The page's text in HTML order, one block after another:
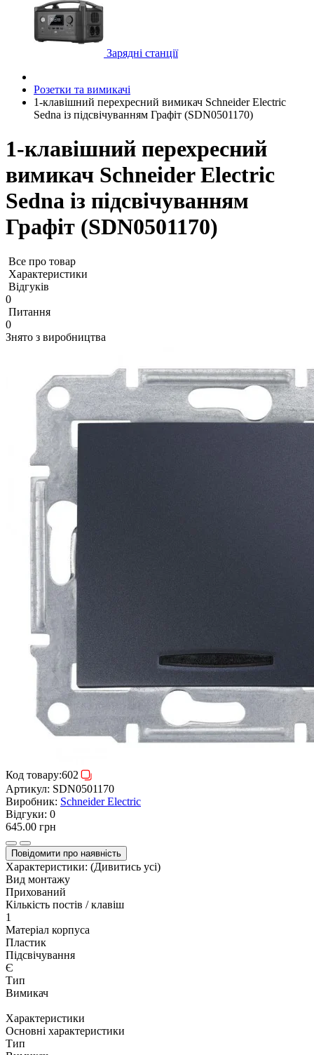
Зарядні станції
Розетки та вимикачі
1-клавішний перехресний вимикач Schneider Electric
Sedna із підсвічуванням Графіт (SDN0501170)
1-клавішний перехресний
вимикач Schneider Electric
Sedna із підсвічуванням
Графіт (SDN0501170)
Все про товар
Характеристики
Відгуків
0
Питання
0
Знято з виробництва
Код товару:602
Артикул: SDN0501170
Виробник: Schneider Electric
Відгуки: 0
645.00 грн
Повідомити про наявність
Характеристики: (Дивитись усі)
Вид монтажу
Прихований
Кількість постів / клавіш
1
Матеріал корпуса
Пластик
Підсвічування
Є
Тип
Вимикач
Характеристики
Основні характеристики
Тип